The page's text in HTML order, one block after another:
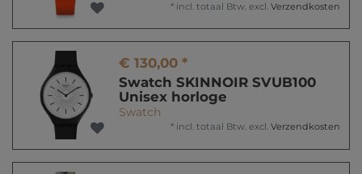
* incl. totaal Btw. excl. Verzendkosten
€ 130,00 *
Swatch SKINNOIR SVUB100
Unisex horloge
Swatch
* incl. totaal Btw. excl. Verzendkosten